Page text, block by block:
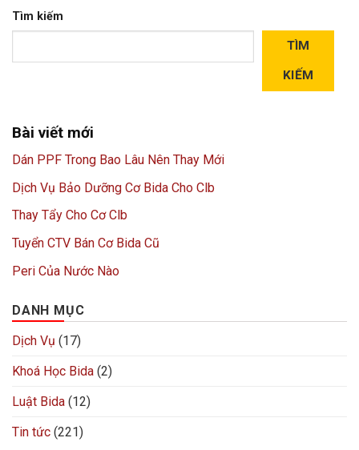
Tìm kiếm
TÌM
KIẾM
Bài viết mới
Dán PPF Trong Bao Lâu Nên Thay Mới
Dịch Vụ Bảo Dưỡng Cơ Bida Cho Clb
Thay Tẩy Cho Cơ Clb
Tuyển CTV Bán Cơ Bida Cũ
Peri Của Nước Nào
DANH MỤC
Dịch Vụ (17)
Khoá Học Bida (2)
Luật Bida (12)
Tin tức (221)